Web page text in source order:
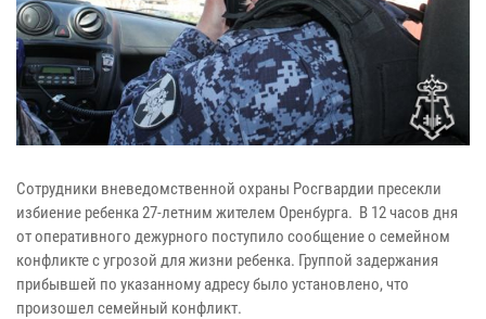
Сотрудники вневедомственной охраны Росгвардии пресекли
избиение ребенка 27-летним жителем Оренбурга. В 12 часов дня
от оперативного дежурного поступило сообщение о семейном
конфликте с угрозой для жизни ребенка. Группой задержания
прибывшей по указанному адресу было установлено, что
произошел семейный конфликт.